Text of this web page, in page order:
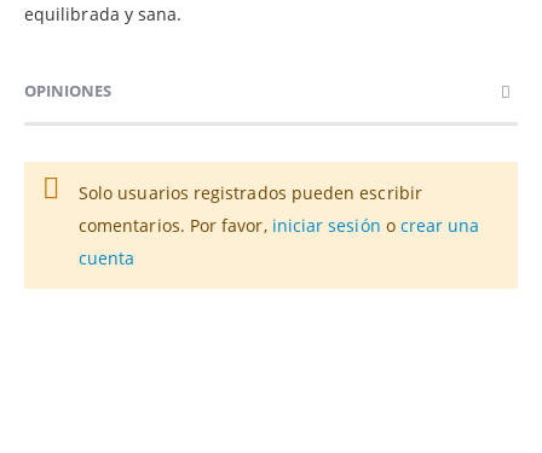
equilibrada y sana.
OPINIONES
Solo usuarios registrados pueden escribir
comentarios. Por favor, iniciar sesión o crear una
cuenta